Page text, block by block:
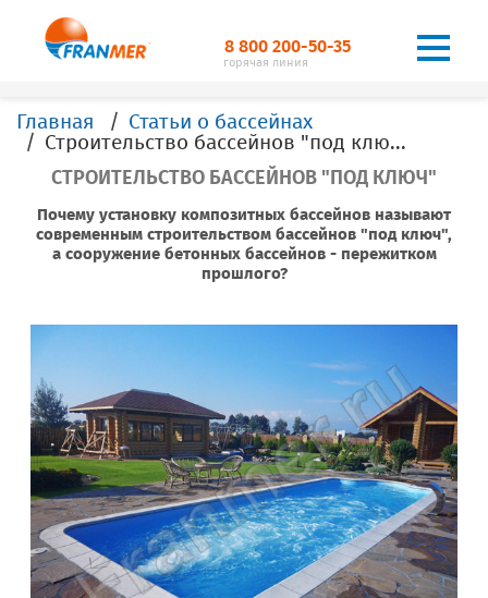
8 800 200-50-35
горячая линия
Главная
Статьи о бассейнах
Строительство бассейнов "под ключ"
СТРОИТЕЛЬСТВО БАССЕЙНОВ "ПОД КЛЮЧ"
Почему установку композитных бассейнов называют
современным строительством бассейнов "под ключ",
а сооружение бетонных бассейнов - пережитком
прошлого?